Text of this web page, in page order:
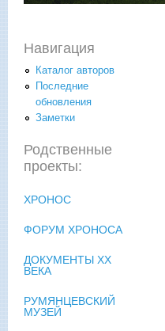
Навигация
Каталог авторов
Последние
обновления
Заметки
Родственные
проекты:
ХРОНОС
ФОРУМ ХРОНОСА
ДОКУМЕНТЫ XX
ВЕКА
РУМЯНЦЕВСКИЙ
МУЗЕЙ